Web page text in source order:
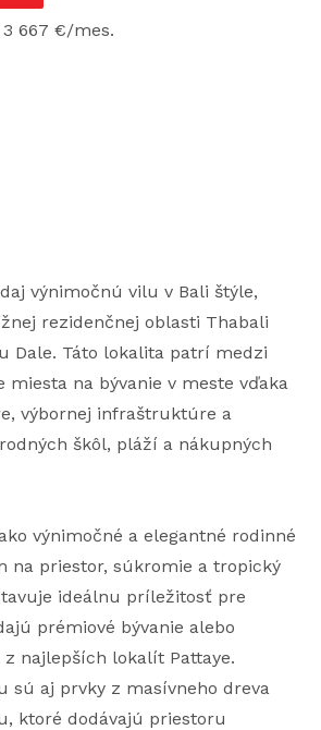
667 €/mes.
výnimočnú vilu v Bali štýle,
rezidenčnej oblasti Thabali
Dale. Táto lokalita patrí medzi
miesta na bývanie v meste vďaka
výbornej infraštruktúre a
škôl, pláží a nákupných
výnimočné a elegantné rodinné
na priestor, súkromie a tropický
ideálnu príležitosť pre
prémiové bývanie alebo
najlepších lokalít Pattaye.
sú aj prvky z masívneho dreva
ktoré dodávajú priestoru